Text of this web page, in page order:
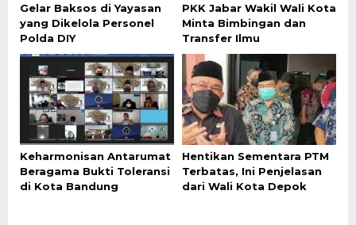
Gelar Baksos di Yayasan
yang Dikelola Personel
Polda DIY
PKK Jabar Wakil Wali Kota
Minta Bimbingan dan
Transfer Ilmu
Keharmonisan Antarumat
Beragama Bukti Toleransi
di Kota Bandung
Hentikan Sementara PTM
Terbatas, Ini Penjelasan
dari Wali Kota Depok